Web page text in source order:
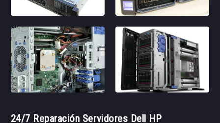
24/7 Reparación Servidores Dell HP